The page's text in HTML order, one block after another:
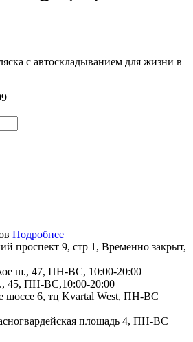
с автоскладыванием для жизни в
Подробнее
проспект 9, стр 1, Временно закрыт,
ш., 47, ПН-ВС, 10:00-20:00
45, ПН-ВС,10:00-20:00
шоссе 6, тц Kvartal West, ПН-ВС
площадь 4, ПН-ВС